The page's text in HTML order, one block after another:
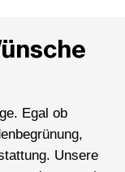
Egal ob
Unsere